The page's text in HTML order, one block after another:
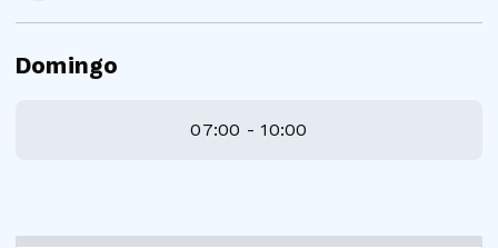
Domingo
07:00 - 10:00